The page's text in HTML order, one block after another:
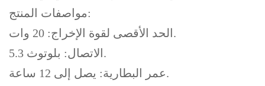
مواصفات المنتج:
الحد الأقصى لقوة الإخراج: 20 وات.
الاتصال: بلوتوث 5.3.
عمر البطارية: يصل إلى 12 ساعة.